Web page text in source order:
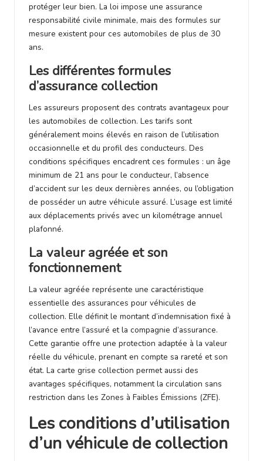
protéger leur bien. La loi impose une assurance
responsabilité civile minimale, mais des formules sur
mesure existent pour ces automobiles de plus de 30
ans.
Les différentes formules
d’assurance collection
Les assureurs proposent des contrats avantageux pour
les automobiles de collection. Les tarifs sont
généralement moins élevés en raison de l’utilisation
occasionnelle et du profil des conducteurs. Des
conditions spécifiques encadrent ces formules : un âge
minimum de 21 ans pour le conducteur, l’absence
d’accident sur les deux dernières années, ou l’obligation
de posséder un autre véhicule assuré. L’usage est limité
aux déplacements privés avec un kilométrage annuel
plafonné.
La valeur agréée et son
fonctionnement
La valeur agréée représente une caractéristique
essentielle des assurances pour véhicules de
collection. Elle définit le montant d’indemnisation fixé à
l’avance entre l’assuré et la compagnie d’assurance.
Cette garantie offre une protection adaptée à la valeur
réelle du véhicule, prenant en compte sa rareté et son
état. La carte grise collection permet aussi des
avantages spécifiques, notamment la circulation sans
restriction dans les Zones à Faibles Émissions (ZFE).
Les conditions d’utilisation
d’un véhicule de collection